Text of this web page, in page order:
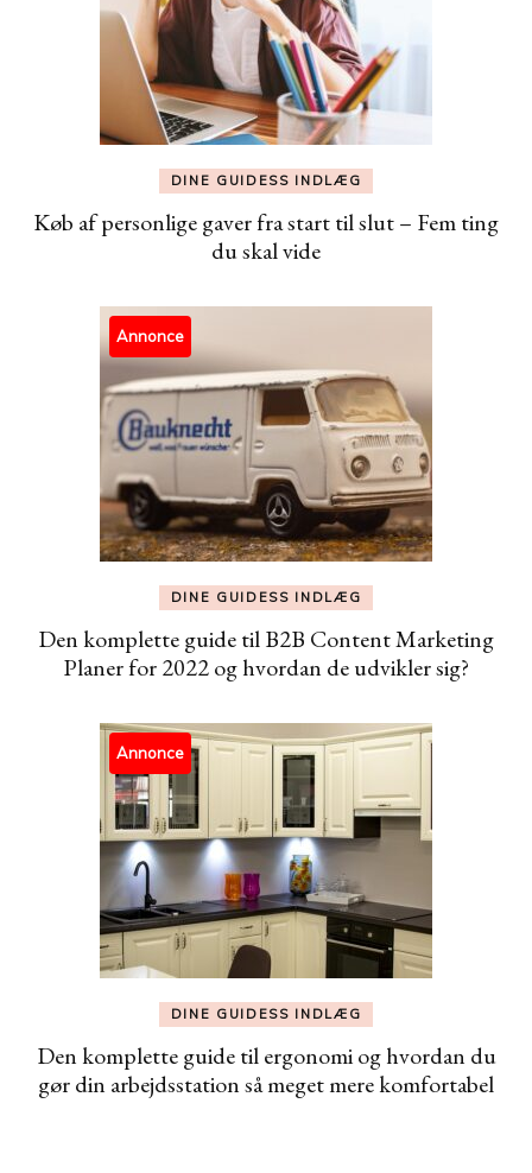
DINE GUIDESS INDLÆG
Køb af personlige gaver fra start til slut – Fem ting
du skal vide
Annonce
DINE GUIDESS INDLÆG
Den komplette guide til B2B Content Marketing
Planer for 2022 og hvordan de udvikler sig?
Annonce
DINE GUIDESS INDLÆG
Den komplette guide til ergonomi og hvordan du
gør din arbejdsstation så meget mere komfortabel